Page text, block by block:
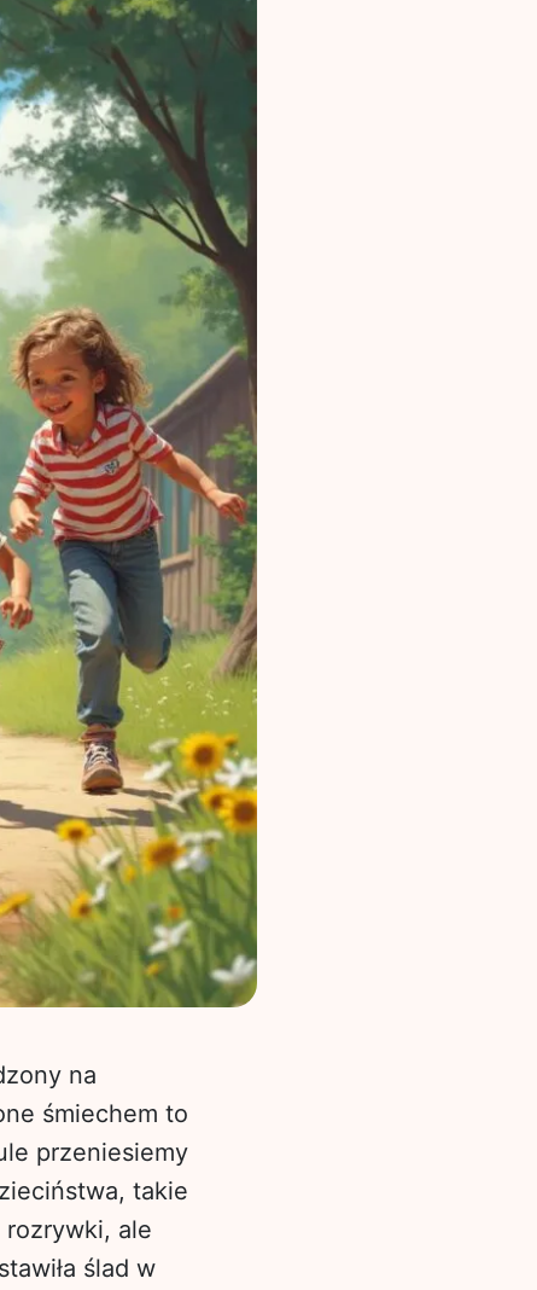
na
śmiechem to
przeniesiemy
takie
rozrywki, ale
ślad w